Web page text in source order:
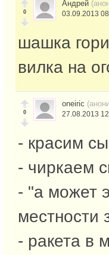
0
Андрей
03.09.2013
шашка
вилка на
0
oneiric
27.08.2013
- красим
- чиркаем
- "а может
местности
- ракета в